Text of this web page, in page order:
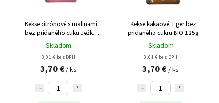
Kekse citrónové s malinami
bez pridaného cuku Ježko
BIO 125g
Skladom
3,01 € bez DPH
3,70 € / ks
Kekse kakaové Tiger bez
pridaného cukru BIO 125g
Skladom
3,01 € bez DPH
3,70 € / ks